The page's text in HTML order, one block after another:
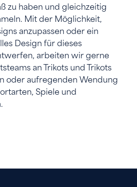
zu haben und gleichzeitig
Mit der Möglichkeit,
anzupassen oder ein
Design für dieses
arbeiten wir gerne
an Trikots und Trikots
oder aufregenden Wendung
Spiele und